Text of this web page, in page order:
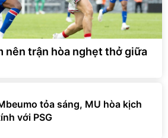
nên trận hòa nghẹt thở giữa
tỏa sáng, MU hòa kịch
với PSG